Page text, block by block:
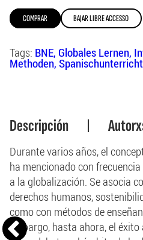
COMPRAR BAJAR LIBRE ACCESSO
Tags: BNE Globales Lernen
Methoden Spanischunterricht
Descripción
Durante varios años, el
ha mencionado con
a la globalización. Se asocia
derechos humanos,
como con métodos de
embargo, hasta ahora, el